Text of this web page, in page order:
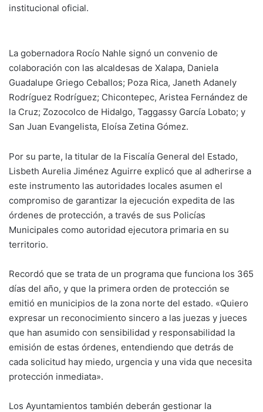
institucional oficial.
La gobernadora Rocío Nahle signó un convenio de
colaboración con las alcaldesas de Xalapa, Daniela
Guadalupe Griego Ceballos; Poza Rica, Janeth Adanely
Rodríguez Rodríguez; Chicontepec, Aristea Fernández de
la Cruz; Zozocolco de Hidalgo, Taggassy García Lobato; y
San Juan Evangelista, Eloísa Zetina Gómez.
Por su parte, la titular de la Fiscalía General del Estado,
Lisbeth Aurelia Jiménez Aguirre explicó que al adherirse a
este instrumento las autoridades locales asumen el
compromiso de garantizar la ejecución expedita de las
órdenes de protección, a través de sus Policías
Municipales como autoridad ejecutora primaria en su
territorio.
Recordó que se trata de un programa que funciona los 365
días del año, y que la primera orden de protección se
emitió en municipios de la zona norte del estado. «Quiero
expresar un reconocimiento sincero a las juezas y jueces
que han asumido con sensibilidad y responsabilidad la
emisión de estas órdenes, entendiendo que detrás de
cada solicitud hay miedo, urgencia y una vida que necesita
protección inmediata».
Los Ayuntamientos también deberán gestionar la